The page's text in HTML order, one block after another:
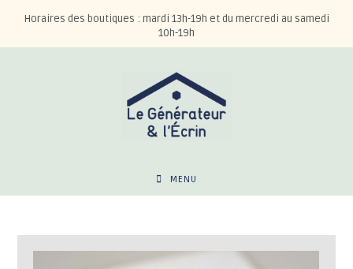
Horaires des boutiques : mardi 13h-19h et du mercredi au samedi
10h-19h
MENU